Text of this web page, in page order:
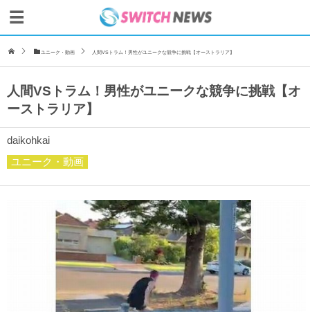
ユニーク・動画 人間VSトラム！男性がユニークな競争に挑戦【オーストラリア】
人間VSトラム！男性がユニークな競争に挑戦【オ
ーストラリア】
daikohkai
ユニーク・動画